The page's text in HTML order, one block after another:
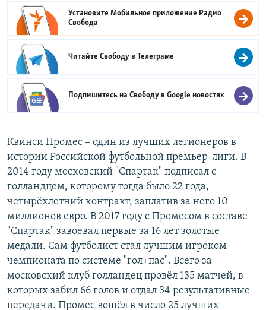
Установите Мобильное приложение Радио
Свобода
Читайте Свободу вТелеграме
Подпишитесь на Свободу вGoogle новостях
Квинси Промес – один из лучших легионеров в
истории Российской футбольной премьер-лиги. В
2014 году московский "Спартак" подписал с
голландцем, которому тогда было 22 года,
четырёхлетний контракт, заплатив за него 10
миллионов евро. В 2017 году с Промесом в составе
"Спартак" завоевал первые за 16 лет золотые
медали. Сам футболист стал лучшим игроком
чемпионата по системе "гол+пас". Всего за
московский клуб голландец провёл 135 матчей, в
которых забил 66 голов и отдал 34 результативные
передачи. Промес вошёл в число 25 лучших